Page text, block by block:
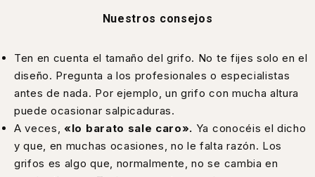
Nuestros consejos
Ten en cuenta el tamaño del grifo. No te fijes solo en el
diseño. Pregunta a los profesionales o especialistas
antes de nada. Por ejemplo, un grifo con mucha altura
puede ocasionar salpicaduras.
A veces, «lo barato sale caro». Ya conocéis el dicho
y que, en muchas ocasiones, no le falta razón. Los
grifos es algo que, normalmente, no se cambia en